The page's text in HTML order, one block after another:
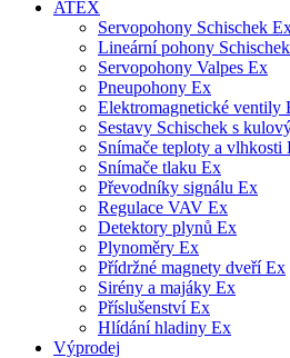
ATEX
Servopohony Schischek
Lineární pohony
Servopohony Valpes Ex
Pneupohony Ex
Elektromagnetické ventily
Sestavy Schischek s
Snímače teploty a vlhkosti
Snímače tlaku Ex
Převodníky signálu Ex
Regulace VAV Ex
Detektory plynů Ex
Plynoměry Ex
Přídržné magnety dveří Ex
Sirény a majáky Ex
Příslušenství Ex
Hlídání hladiny Ex
Výprodej